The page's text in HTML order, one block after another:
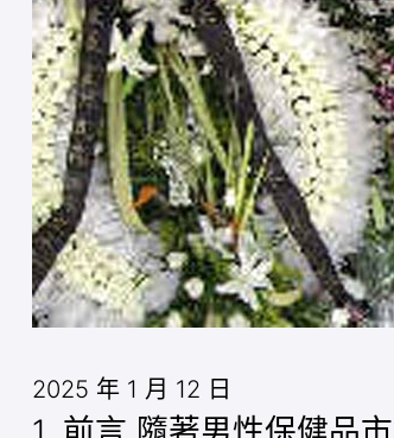
2025 年 1 月 12 日